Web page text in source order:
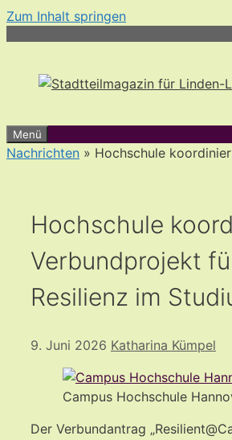
Zum Inhalt springen
Menü
Nachrichten » Hochschule
Hochschule
Verbundprojekt
Resilienz im
9. Juni 2026 Katharina Kümpel
Campus Hochschule
Der Verbundantrag